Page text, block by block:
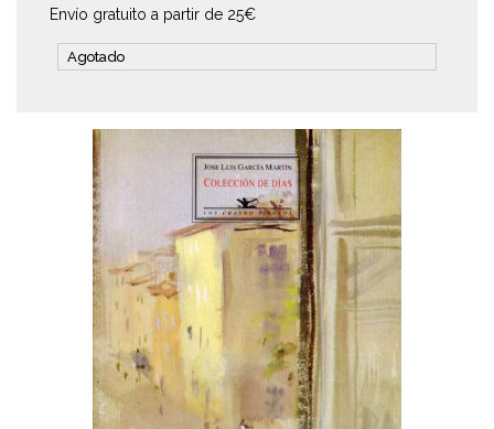
Envío gratuito a partir de 25€
Agotado